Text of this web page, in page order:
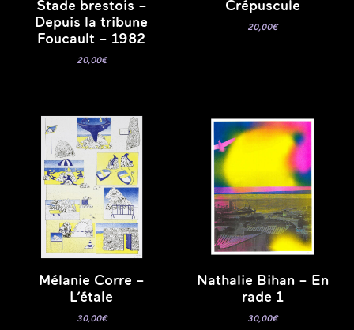
Stade brestois –
Depuis la tribune
Foucault – 1982
20,00€
Crépuscule
20,00€
Mélanie Corre –
L’étale
30,00€
Nathalie Bihan – En
rade 1
30,00€